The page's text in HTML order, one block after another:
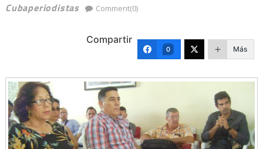
Cubaperiodistas
Comment(0)
Compartir
0 Más